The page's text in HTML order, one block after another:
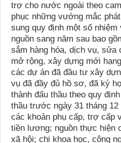
trợ cho nước ngoài theo
phục những vướng mắc
sung quy định một số
nguồn sang năm sau bao
sắm hàng hóa, dịch vụ, sửa
mở rộng, xây dựng mới
các dự án đã đầu tư xây
vụ đã đầy đủ hồ sơ, đã ký
thành đấu thầu theo quy
thầu trước ngày 31 tháng
các khoản phụ cấp, trợ cấp
tiền lương; nguồn thực hiện
xã hội; chi khoa học, công